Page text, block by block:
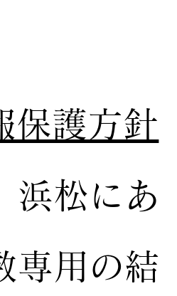
保護方針
浜松にあ
専用の結